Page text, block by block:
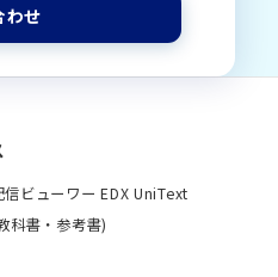
わせ
ビューワー EDX UniText
科書・参考書)